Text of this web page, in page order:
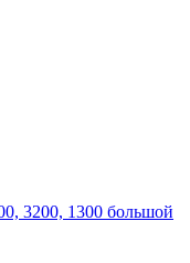
3200, 1300 большой